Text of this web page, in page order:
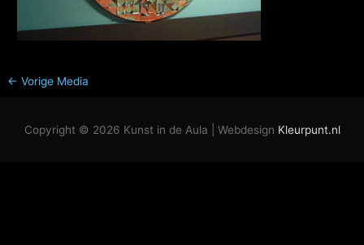
← Vorige Media
Copyright © 2026 Kunst in de Aula | Webdesign Kleurpunt.nl